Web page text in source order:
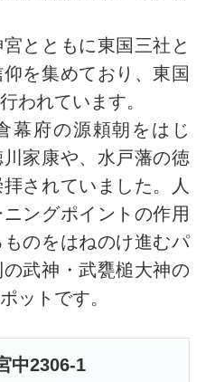
とともに東国三社と
を集めており、東国
われています。
幕府の源頼朝をはじ
家康や、水戸藩の徳
されていました。人
ングポイントの作用
のをはねのけ進むパ
武神・武甕槌大神の
ットです。
中2306-1